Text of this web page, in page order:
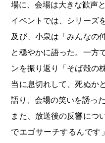
場に、会場は大きな歓声
イベントでは、シリーズ
及び、小泉は「みんなの
と穏やかに語った。一方
ンを振り返り「そば殻の
当に息切れして、死ぬか
語り、会場の笑いを誘った
また、放送後の反響につ
でエゴサーチするんです